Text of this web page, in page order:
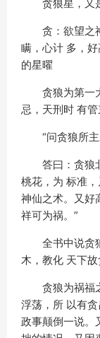
贪狼星，又
贪：欲望之
瞒，心计 多，
的星曜
贪狼为第一
忌，天刑时 有管
“问贪狼所
答曰：贪狼
桃花，为 标准
神仙之术。又好
祥可为祸。”
全书中说贪
木，教化 天下故
贪狼为祸福
浮荡，所 以有
政事颠倒一说。